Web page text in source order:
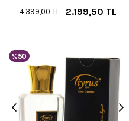
2.199,50 TL
4.399,00 TL
%50